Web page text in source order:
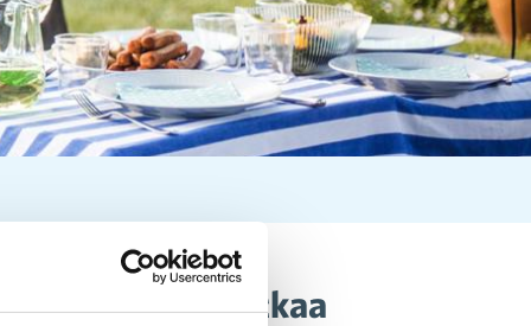
jatkaa